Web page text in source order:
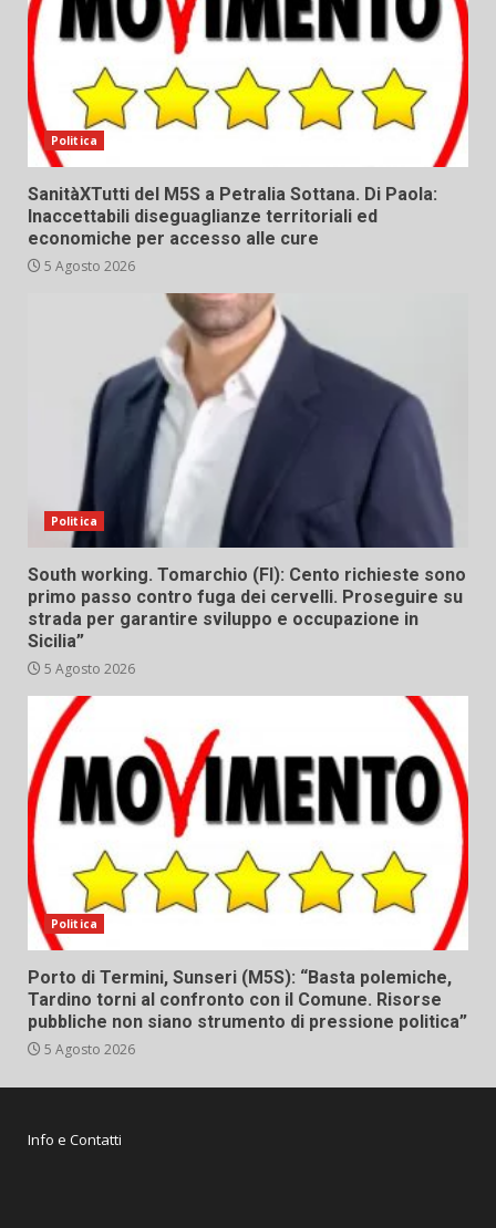
Politica
SanitàXTutti del M5S a Petralia Sottana. Di Paola:
Inaccettabili diseguaglianze territoriali ed
economiche per accesso alle cure
5 Agosto 2026
Politica
South working. Tomarchio (FI): Cento richieste sono
primo passo contro fuga dei cervelli. Proseguire su
strada per garantire sviluppo e occupazione in
Sicilia”
5 Agosto 2026
Politica
Porto di Termini, Sunseri (M5S): “Basta polemiche,
Tardino torni al confronto con il Comune. Risorse
pubbliche non siano strumento di pressione politica”
5 Agosto 2026
Info e Contatti